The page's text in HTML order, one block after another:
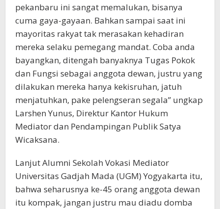
pekanbaru ini sangat memalukan, bisanya
cuma gaya-gayaan. Bahkan sampai saat ini
mayoritas rakyat tak merasakan kehadiran
mereka selaku pemegang mandat. Coba anda
bayangkan, ditengah banyaknya Tugas Pokok
dan Fungsi sebagai anggota dewan, justru yang
dilakukan mereka hanya kekisruhan, jatuh
menjatuhkan, pake pelengseran segala” ungkap
Larshen Yunus, Direktur Kantor Hukum
Mediator dan Pendampingan Publik Satya
Wicaksana.
Lanjut Alumni Sekolah Vokasi Mediator
Universitas Gadjah Mada (UGM) Yogyakarta itu,
bahwa seharusnya ke-45 orang anggota dewan
itu kompak, jangan justru mau diadu domba